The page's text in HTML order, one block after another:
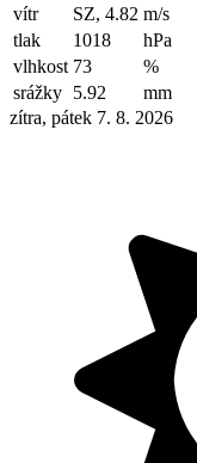
vítr
SZ, 4.82 m/s
tlak
1018
hPa
vlhkost 73
%
srážky 5.92
mm
zítra, pátek 7. 8. 2026